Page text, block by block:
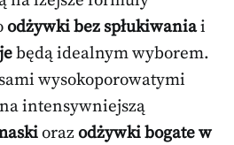
odżywki bez spłukiwaniai
będą idealnym wyborem.
wysokoporowatymi
intensywniejszą
orazodżywki bogate w